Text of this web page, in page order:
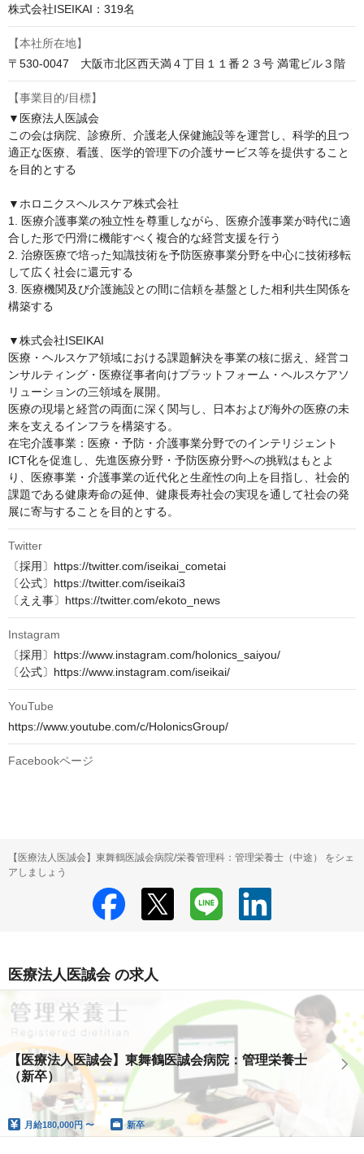
株式会社ISEIKAI：319名
【本社所在地】
〒530-0047　大阪市北区西天満４丁目１１番２３号 満電ビル３階
【事業目的/目標】
▼医療法人医誠会
この会は病院、診療所、介護老人保健施設等を運営し、科学的且つ
適正な医療、看護、医学的管理下の介護サービス等を提供すること
を目的とする
▼ホロニクスヘルスケア株式会社
1. 医療介護事業の独立性を尊重しながら、医療介護事業が時代に適
合した形で円滑に機能すべく複合的な経営支援を行う
2. 治療医療で培った知識技術を予防医療事業分野を中心に技術移転
して広く社会に還元する
3. 医療機関及び介護施設との間に信頼を基盤とした相利共生関係を
構築する
▼株式会社ISEIKAI
医療・ヘルスケア領域における課題解決を事業の核に据え、経営コ
ンサルティング・医療従事者向けプラットフォーム・ヘルスケアソ
リューションの三領域を展開。
医療の現場と経営の両面に深く関与し、日本および海外の医療の未
来を支えるインフラを構築する。
在宅介護事業：医療・予防・介護事業分野でのインテリジェント
ICT化を促進し、先進医療分野・予防医療分野への挑戦はもとよ
り、医療事業・介護事業の近代化と生産性の向上を目指し、社会的
課題である健康寿命の延伸、健康長寿社会の実現を通して社会の発
展に寄与することを目的とする。
Twitter
〔採用〕https://twitter.com/iseikai_cometai
〔公式〕https://twitter.com/iseikai3
〔ええ事〕https://twitter.com/ekoto_news
Instagram
〔採用〕https://www.instagram.com/holonics_saiyou/
〔公式〕https://www.instagram.com/iseikai/
YouTube
https://www.youtube.com/c/HolonicsGroup/
Facebookページ
【医療法人医誠会】東舞鶴医誠会病院/栄養管理科：管理栄養士（中途） をシェ
アしましょう
医療法人医誠会 の求人
【医療法人医誠会】東舞鶴医誠会病院：管理栄養士
（新卒）
月給180,000円 〜 新卒